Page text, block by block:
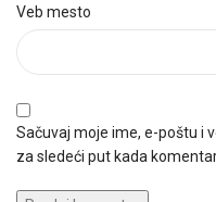
Veb mesto
Sačuvaj moje ime, e-poštu i
za sledeći put kada